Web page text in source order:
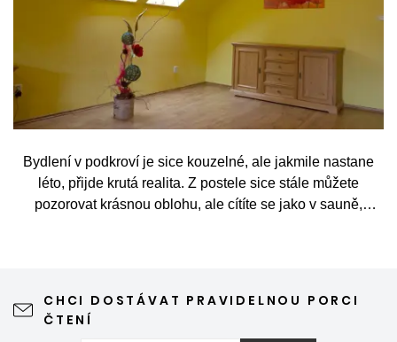
Bydlení v podkroví je sice kouzelné, ale jakmile nastane
léto, přijde krutá realita. Z postele sice stále můžete
pozorovat krásnou oblohu, ale cítíte se jako v sauně,
CHCI DOSTÁVAT PRAVIDELNOU PORCI
ČTENÍ